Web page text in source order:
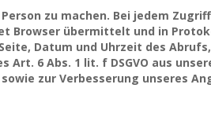
zu machen. Bei jedem
übermittelt und in
Datum und Uhrzeit des
6 Abs. 1 lit. f DSGVO aus
zur Verbesserung unseres